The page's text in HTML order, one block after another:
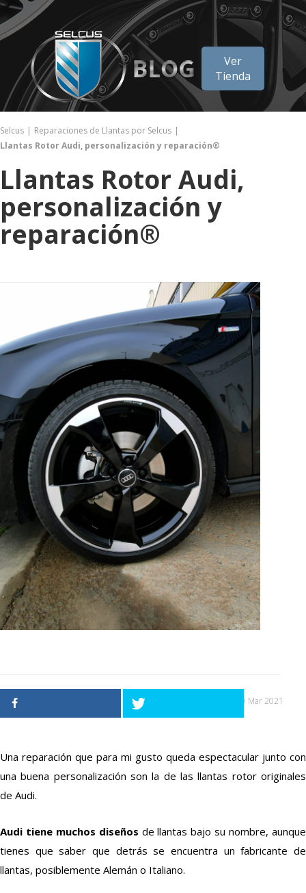
Ver
Tienda
Selcus
Reparaciones de Llantas por Selcus
Llantas Rotor Audi, personalización y reparación®
Llantas Rotor Audi,
personalización y
reparación®
09 Mar 2021
Una reparación que para mi gusto queda espectacular junto con
una buena personalización son la de las llantas rotor originales
de Audi.
Audi tiene muchos diseños de llantas bajo su nombre, aunque
tienes que saber que detrás se encuentra un fabricante de
llantas, posiblemente Alemán o Italiano.